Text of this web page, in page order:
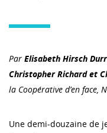
Par Elisabeth Hirsch
Christopher Richard et
la Coopérative d’en face,
Une demi-douzaine de